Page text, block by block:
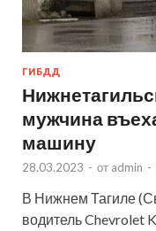
ГИБДД
мужчина
машину
28.03.2023 - от admin -
В Нижнем Тагиле
водитель Chevrolet